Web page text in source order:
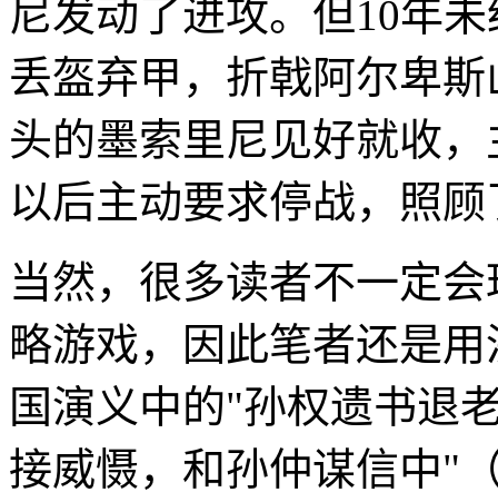
尼发动了进攻。但10年
丢盔弃甲，折戟阿尔卑
头的墨索里尼见好就收
以后主动要求停战，照
当然，很多读者不一定
略游戏，因此笔者还是
国演义中的"孙权遗书退
接威慑，和孙仲谋信中"